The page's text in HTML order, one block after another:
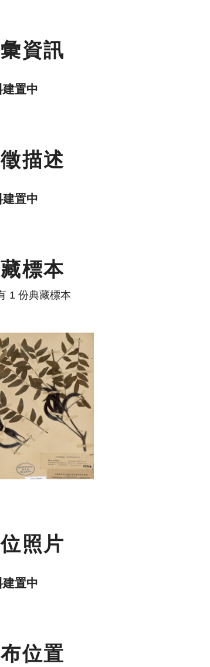
資訊
建置中
描述
建置中
標本
1 份典藏標本
照片
建置中
位置